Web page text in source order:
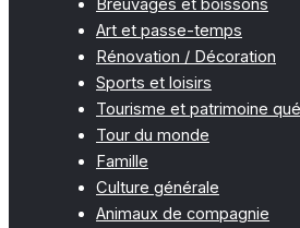
Breuvages et boissons
Art et passe-temps
Rénovation / Décoration
Sports et loisirs
Tourisme et patrimoine
Tour du monde
Famille
Culture générale
Animaux de compagnie